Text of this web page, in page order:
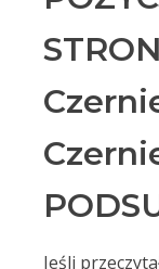
Jeśli